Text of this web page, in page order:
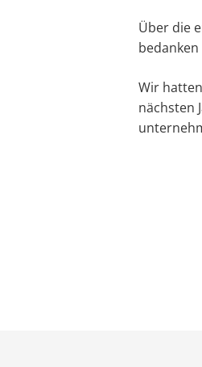
Über die
Wir
nächsten